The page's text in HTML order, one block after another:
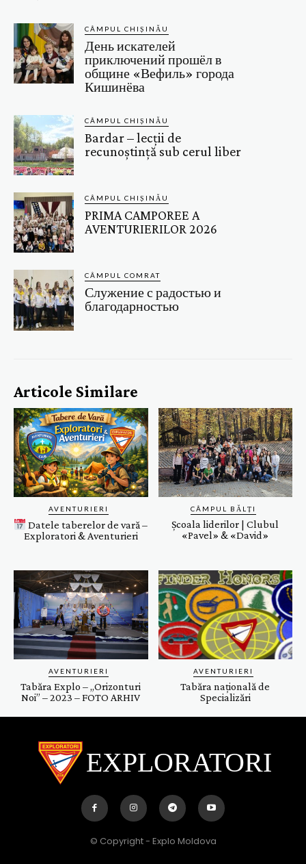
CÂMPUL CHIȘINĂU
День искателей
приключений прошёл в
общине «Вефиль» города
Кишинёва
CÂMPUL CHIȘINĂU
Bardar – lecții de
recunoștință sub cerul liber
CÂMPUL CHIȘINĂU
PRIMA CAMPOREE A
AVENTURIERILOR 2026
CÂMPUL COMRAT
Служение с радостью и
благодарностью
Articole Similare
AVENTURIERI
Datele taberelor de vară –
Exploratori & Aventurieri
CÂMPUL BĂLȚI
Școala liderilor | Clubul
«Pavel» & «David»
AVENTURIERI
Tabăra Explo – „Orizonturi
Noi” – 2023 – FOTO ARHIV
AVENTURIERI
Tabăra națională de
Specializări
EXPLORATORI
© Copyright - Explo Moldova